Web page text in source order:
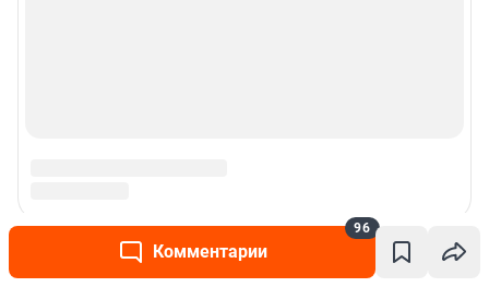
Комментарии
96